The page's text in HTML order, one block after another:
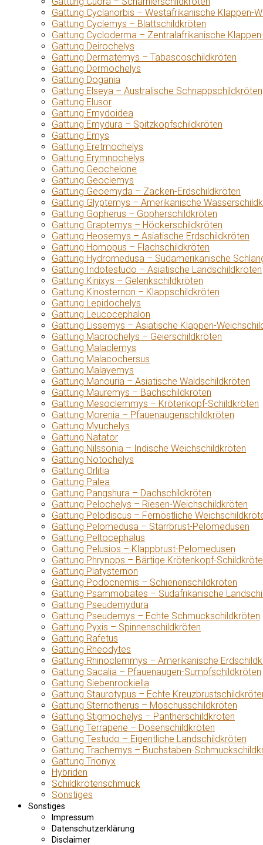
Gattung Cyclanorbis – Westafrikanische Klappen-
Gattung Cyclemys – Blattschildkröten
Gattung Cycloderma – Zentralafrikanische
Gattung Deirochelys
Gattung Dermatemys – Tabascoschildkröten
Gattung Dermochelys
Gattung Dogania
Gattung Elseya – Australische Schnappschildkröten
Gattung Elusor
Gattung Emydoidea
Gattung Emydura – Spitzkopfschildkröten
Gattung Emys
Gattung Eretmochelys
Gattung Erymnochelys
Gattung Geochelone
Gattung Geoclemys
Gattung Geoemyda – Zacken-Erdschildkröten
Gattung Glyptemys – Amerikanische
Gattung Gopherus – Gopherschildkröten
Gattung Graptemys – Höckerschildkröten
Gattung Heosemys – Asiatische Erdschildkröten
Gattung Homopus – Flachschildkröten
Gattung Hydromedusa – Südamerikanische
Gattung Indotestudo – Asiatische Landschildkröten
Gattung Kinixys – Gelenkschildkröten
Gattung Kinosternon – Klappschildkröten
Gattung Lepidochelys
Gattung Leucocephalon
Gattung Lissemys – Asiatische Klappen-
Gattung Macrochelys – Geierschildkröten
Gattung Malaclemys
Gattung Malacochersus
Gattung Malayemys
Gattung Manouria – Asiatische Waldschildkröten
Gattung Mauremys – Bachschildkröten
Gattung Mesoclemmys – Krötenkopf-Schildkröten
Gattung Morenia – Pfauenaugenschildkröten
Gattung Myuchelys
Gattung Natator
Gattung Nilssonia – Indische Weichschildkröten
Gattung Notochelys
Gattung Orlitia
Gattung Palea
Gattung Pangshura – Dachschildkröten
Gattung Pelochelys – Riesen-Weichschildkröten
Gattung Pelodiscus – Fernöstliche
Gattung Pelomedusa – Starrbrust-Pelomedusen
Gattung Peltocephalus
Gattung Pelusios – Klappbrust-Pelomedusen
Gattung Phrynops – Bärtige Krötenkopf-
Gattung Platysternon
Gattung Podocnemis – Schienenschildkröten
Gattung Psammobates – Südafrikanische
Gattung Pseudemydura
Gattung Pseudemys – Echte Schmuckschildkröten
Gattung Pyxis – Spinnenschildkröten
Gattung Rafetus
Gattung Rheodytes
Gattung Rhinoclemmys – Amerikanische
Gattung Sacalia – Pfauenaugen-Sumpfschildkröten
Gattung Siebenrockiella
Gattung Staurotypus – Echte
Gattung Sternotherus – Moschusschildkröten
Gattung Stigmochelys – Pantherschildkröten
Gattung Terrapene – Dosenschildkröten
Gattung Testudo – Eigentliche Landschildkröten
Gattung Trachemys – Buchstaben-
Gattung Trionyx
Hybriden
Schildkrötenschmuck
Sonstiges
Sonstiges
Impressum
Datenschutzerklärung
Disclaimer